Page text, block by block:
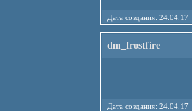
Дата создания:
dm_frostfire
Дата создания: